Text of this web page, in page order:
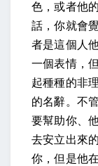
色，或者他
話，你就會
者是這個人
一個表情，
起種種的非
的名辭。不
要幫助你、
去安立出來
你，但是他